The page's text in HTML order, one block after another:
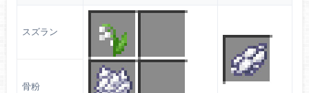
スズラン
骨粉